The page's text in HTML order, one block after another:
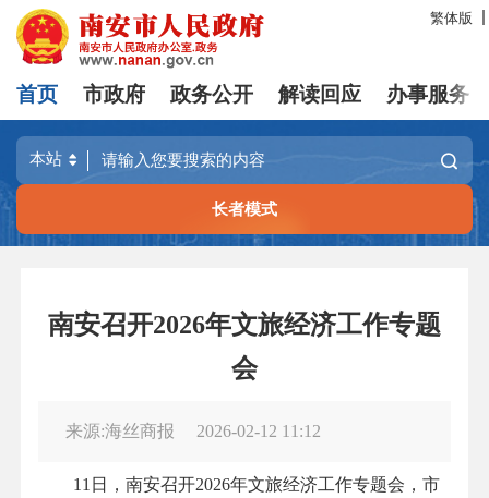
繁体版
首页 市政府 政务公开 解读回应 办事服务
长者模式
南安召开2026年文旅经济工作专题
会
来源:海丝商报 2026-02-12 11:12
11日，南安召开2026年文旅经济工作专题会，市